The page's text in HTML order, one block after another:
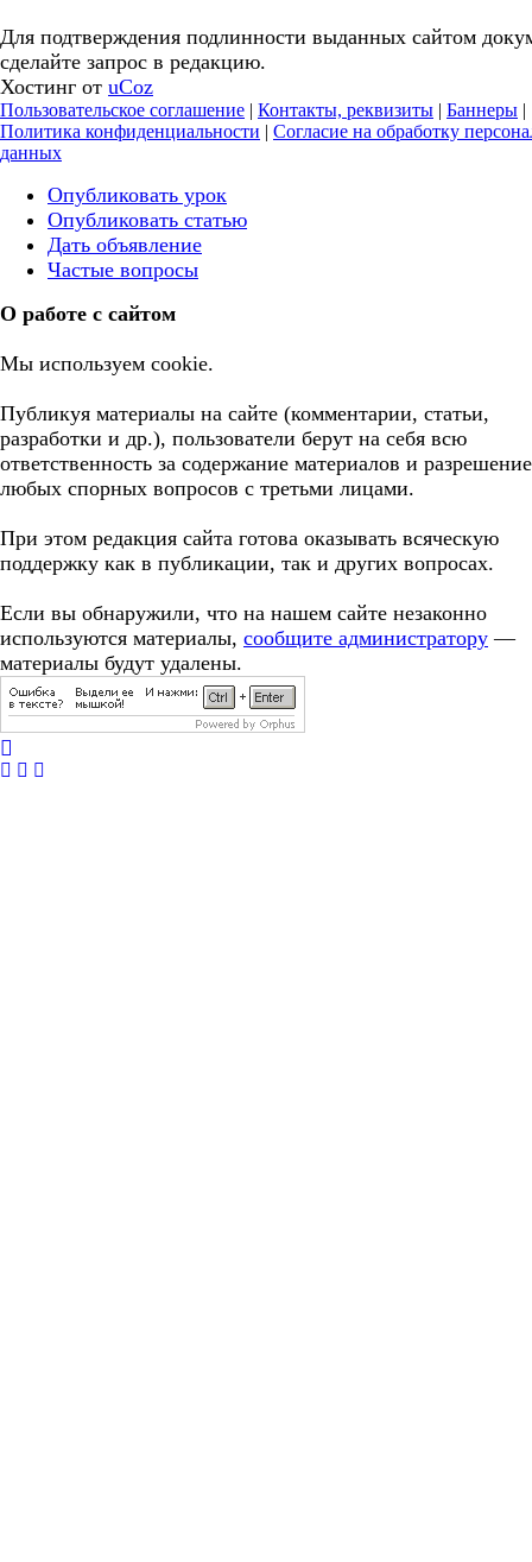
Для подтверждения подлинности выданных сайтом
сделайте запрос в редакцию.
Хостинг от uCoz
Пользовательское соглашение | Контакты, реквизиты | Баннеры |
Политика конфиденциальности | Согласие на обработку
данных
Опубликовать урок
Опубликовать статью
Дать объявление
Частые вопросы
О работе с сайтом
Мы используем cookie.
Публикуя материалы на сайте (комментарии, статьи,
разработки и др.), пользователи берут на себя всю
ответственность за содержание материалов и разрешение
любых спорных вопросов с третьми лицами.
При этом редакция сайта готова оказывать всяческую
поддержку как в публикации, так и других вопросах.
Если вы обнаружили, что на нашем сайте незаконно
используются материалы, сообщите администратору —
материалы будут удалены.